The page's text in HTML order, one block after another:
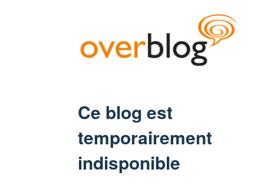
Ce blog est
temporairement
indisponible